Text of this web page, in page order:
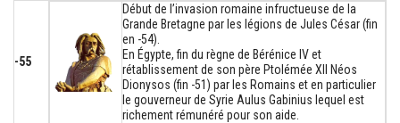
-55
Début de l’invasion romaine infructueuse de la
Grande Bretagne par les légions de Jules César (fin
en -54).
En Égypte, fin du règne de Bérénice IV et
rétablissement de son père Ptolémée XII Néos
Dionysos (fin -51) par les Romains et en particulier
le gouverneur de Syrie Aulus Gabinius lequel est
richement rémunéré pour son aide.